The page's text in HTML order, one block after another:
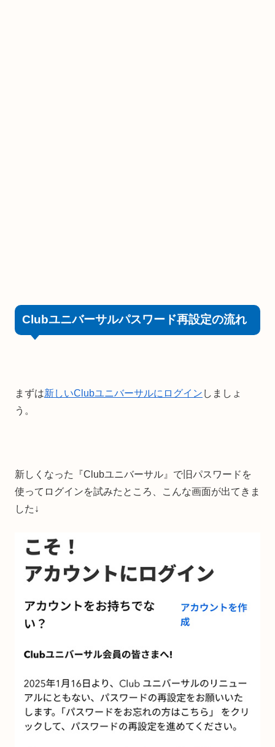
Clubユニバーサルパスワード再設定の流れ
まずは新しいClubユニバーサルにログイン しましょ
う。
新しくなった『Clubユニバーサル』で旧パスワードを
使ってログインを試みたところ、こんな画面が出てきま
した↓